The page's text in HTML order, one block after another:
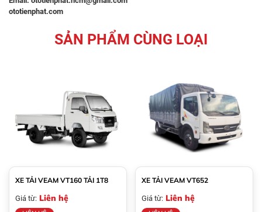
ototienphat.com
SẢN PHẨM CÙNG LOẠI
XE TẢI VEAM VT160 TẢI 1T8
Giá từ: Liên hệ
XE TẢI VEAM VT652
Giá từ: Liên hệ